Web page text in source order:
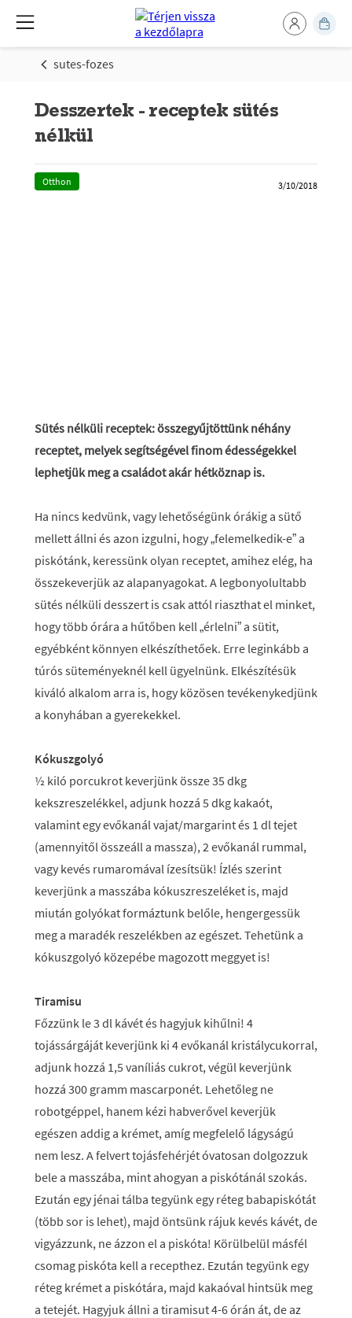
sutes-fozes
Desszertek - receptek sütés
nélkül
Otthon 3/10/2018
Sütés nélküli receptek: összegyűjtöttünk néhány
receptet, melyek segítségével finom édességekkel
lephetjük meg a családot akár hétköznap is.
Ha nincs kedvünk, vagy lehetőségünk órákig a sütő
mellett állni és azon izgulni, hogy „felemelkedik-e” a
piskótánk, keressünk olyan receptet, amihez elég, ha
összekeverjük az alapanyagokat. A legbonyolultabb
sütés nélküli desszert is csak attól riaszthat el minket,
hogy több órára a hűtőben kell „érlelni” a sütit,
egyébként könnyen elkészíthetőek. Erre leginkább a
túrós süteményeknél kell ügyelnünk. Elkészítésük
kiváló alkalom arra is, hogy közösen tevékenykedjünk
a konyhában a gyerekekkel.
Kókuszgolyó
½ kiló porcukrot keverjünk össze 35 dkg
kekszreszelékkel, adjunk hozzá 5 dkg kakaót,
valamint egy evőkanál vajat/margarint és 1 dl tejet
(amennyitől összeáll a massza), 2 evőkanál rummal,
vagy kevés rumaromával ízesítsük! Ízlés szerint
keverjünk a masszába kókuszreszeléket is, majd
miután golyókat formáztunk belőle, hengergessük
meg a maradék reszelékben az egészet. Tehetünk a
kókuszgolyó közepébe magozott meggyet is!
Tiramisu
Főzzünk le 3 dl kávét és hagyjuk kihűlni! 4
tojássárgáját keverjünk ki 4 evőkanál kristálycukorral,
adjunk hozzá 1,5 vaníliás cukrot, végül keverjünk
hozzá 300 gramm mascarponét. Lehetőleg ne
robotgéppel, hanem kézi habverővel keverjük
egészen addig a krémet, amíg megfelelő lágyságú
nem lesz. A felvert tojásfehérjét óvatosan dolgozzuk
bele a masszába, mint ahogyan a piskótánál szokás.
Ezután egy jénai tálba tegyünk egy réteg babapiskótát
(több sor is lehet), majd öntsünk rájuk kevés kávét, de
vigyázzunk, ne ázzon el a piskóta! Körülbelül másfél
csomag piskóta kell a recepthez. Ezután tegyünk egy
réteg krémet a piskótára, majd kakaóval hintsük meg
a tetejét. Hagyjuk állni a tiramisut 4-6 órán át, de az